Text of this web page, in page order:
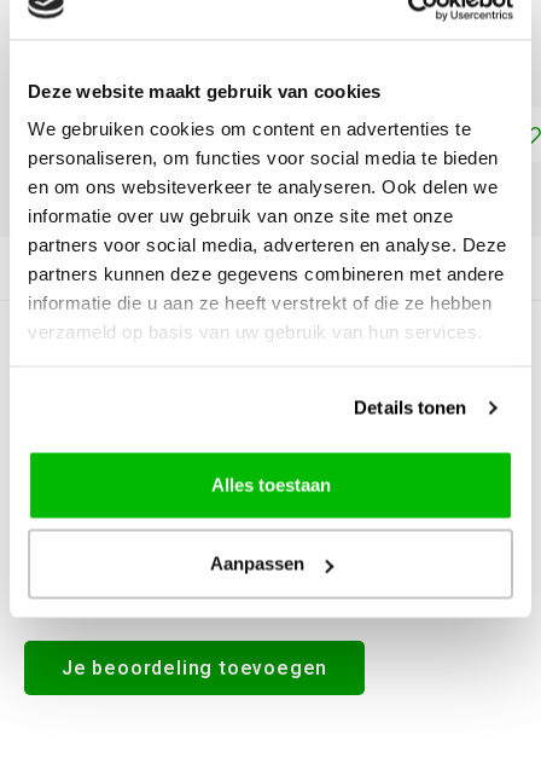
Deze website maakt gebruik van cookies
We gebruiken cookies om content en advertenties te
personaliseren, om functies voor social media te bieden
en om ons websiteverkeer te analyseren. Ook delen we
informatie over uw gebruik van onze site met onze
partners voor social media, adverteren en analyse. Deze
partners kunnen deze gegevens combineren met andere
informatie die u aan ze heeft verstrekt of die ze hebben
verzameld op basis van uw gebruik van hun services.
Details tonen
Alles toestaan
Aanpassen
€71,00
Toevoegen aan winkelwagen
DELEN:
Productomschrijving
STERREN OP BASIS VAN
Alle reviews
Je beoordeling toevoegen